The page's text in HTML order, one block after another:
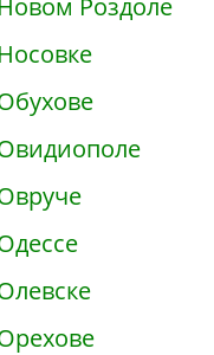
Роздоле